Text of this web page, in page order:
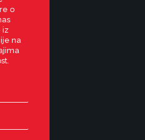
o
iz
na